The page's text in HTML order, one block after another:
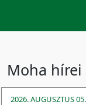
Moha hírei
2026. AUGUSZTUS 05.